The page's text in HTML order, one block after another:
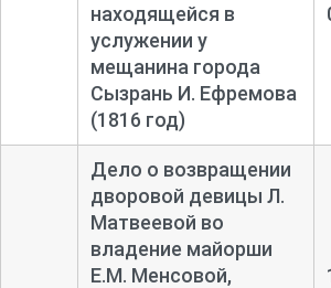
находящейся в
услужении у
мещанина города
Сызрань И. Ефремова
(1816 год)
Дело о возвращении
дворовой девицы Л.
Матвеевой во
владение майорши
Е.М. Менсовой,